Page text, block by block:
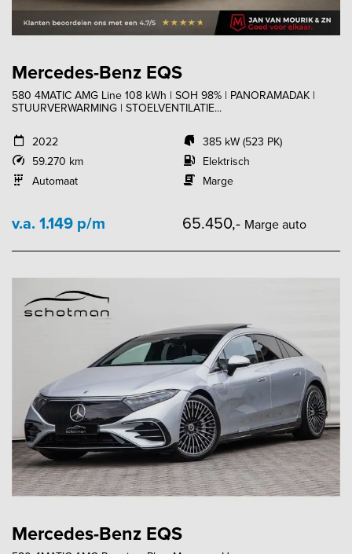
Mercedes-Benz EQS
580 4MATIC AMG Line 108 kWh | SOH 98% | PANORAMADAK |
STUURVERWARMING | STOELVENTILATIE...
2022
59.270 km
Automaat
385 kW (523 PK)
Elektrisch
Marge
v.a. 1.149 p/m 65.450,- Marge auto
Mercedes-Benz EQS